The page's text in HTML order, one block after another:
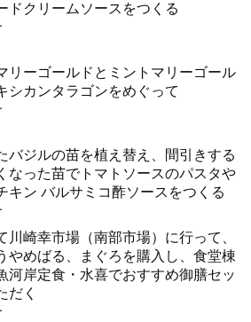
ドクリームソースをつくる
リーゴールドとミントマリーゴール
シカンタラゴンをめぐって
バジルの苗を植え替え、間引きする
なった苗でトマトソースのパスタや
キン バルサミコ酢ソースをつくる
川崎幸市場（南部市場）に行って、
やめばる、まぐろを購入し、食堂棟
河岸定食・水喜でおすすめ御膳セッ
だく